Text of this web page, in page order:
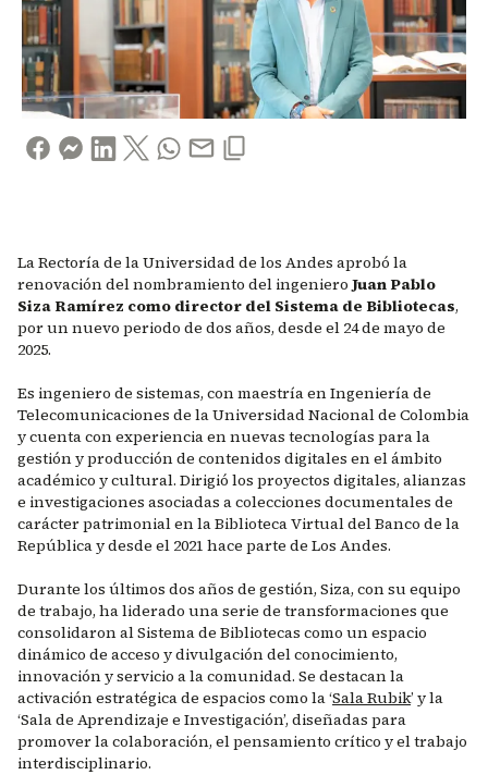
La Rectoría de la Universidad de los Andes aprobó la
renovación del nombramiento del ingenieroJuan Pablo
Siza Ramírez como director del Sistema de Bibliotecas,
por un nuevo periodo de dos años, desde el 24 de mayo de
2025.
Es ingeniero de sistemas, con maestría en Ingeniería de
Telecomunicaciones de la Universidad Nacional de Colombia
y cuenta con experiencia en nuevas tecnologías para la
gestión y producción de contenidos digitales en el ámbito
académico y cultural. Dirigió los proyectos digitales, alianzas
e investigaciones asociadas a colecciones documentales de
carácter patrimonial en la Biblioteca Virtual del Banco de la
República y desde el 2021 hace parte de Los Andes.
Durante los últimos dos años de gestión, Siza, con su equipo
de trabajo, ha liderado una serie de transformaciones que
consolidaron al Sistema de Bibliotecas como un espacio
dinámico de acceso y divulgación del conocimiento,
innovación y servicio a la comunidad. Se destacan la
activación estratégica de espacios como la ‘Sala Rubik’ y la
‘Sala de Aprendizaje e Investigación’, diseñadas para
promover la colaboración, el pensamiento crítico y el trabajo
interdisciplinario.